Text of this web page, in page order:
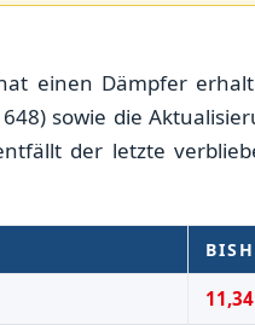
einen Dämpfer
sowie die
der letzte